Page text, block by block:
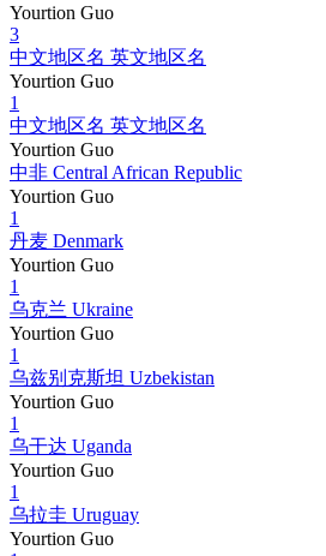
Yourtion Guo
3
中文地区名 英文地区名
Yourtion Guo
1
中文地区名 英文地区名
Yourtion Guo
中非 Central African Republic
Yourtion Guo
1
丹麦 Denmark
Yourtion Guo
1
乌克兰 Ukraine
Yourtion Guo
1
乌兹别克斯坦 Uzbekistan
Yourtion Guo
1
乌干达 Uganda
Yourtion Guo
1
乌拉圭 Uruguay
Yourtion Guo